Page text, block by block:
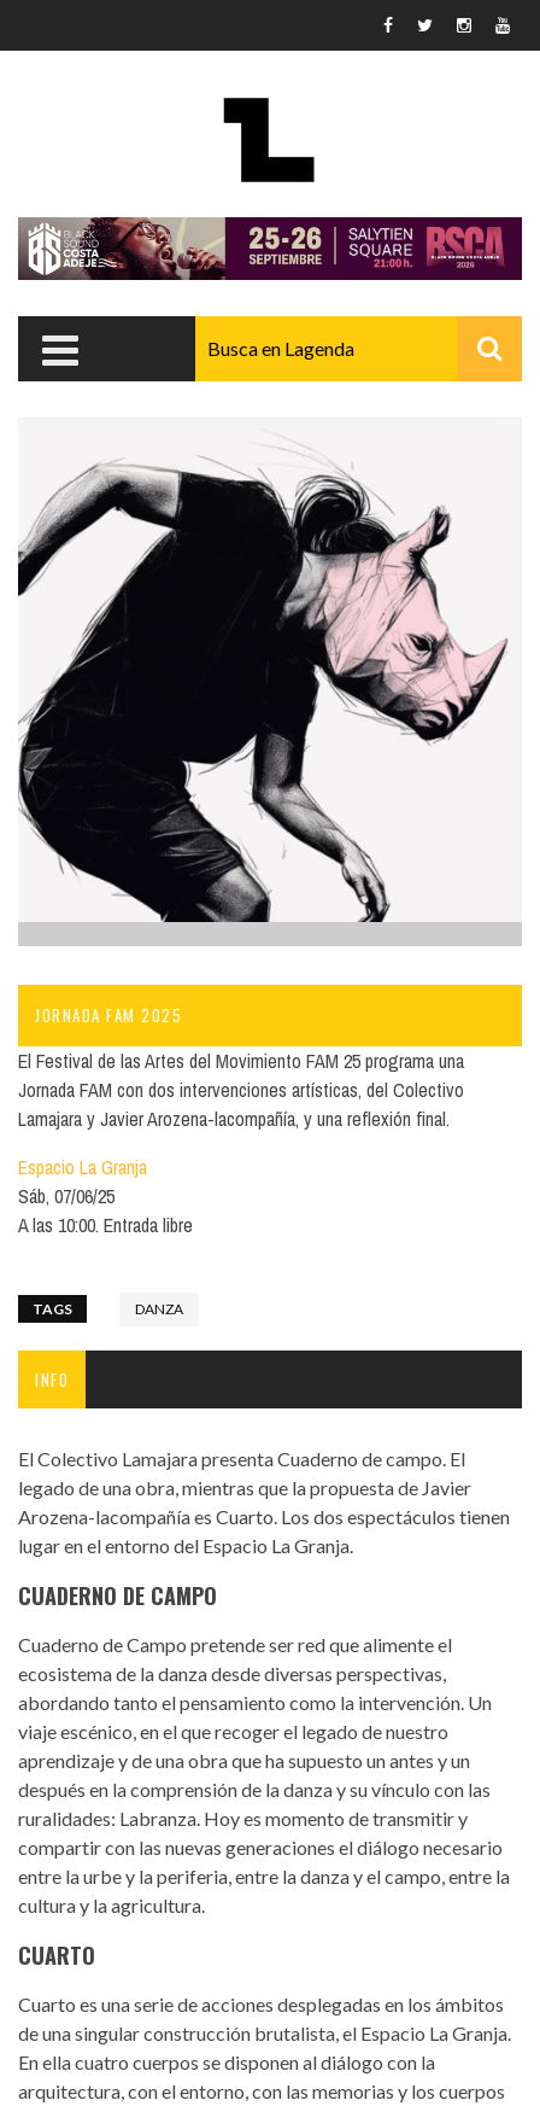
JORNADA FAM 2025
El Festival de las Artes del Movimiento FAM 25 programa una
Jornada FAM con dos intervenciones artísticas, del Colectivo
Lamajara y Javier Arozena-lacompañía, y una reflexión final.
Espacio La Granja
Sáb, 07/06/25
A las 10:00. Entrada libre
TAGS DANZA
INFO
El Colectivo Lamajara presenta Cuaderno de campo. El
legado de una obra, mientras que la propuesta de Javier
Arozena-lacompañía es Cuarto. Los dos espectáculos tienen
lugar en el entorno del Espacio La Granja.
CUADERNO DE CAMPO
Cuaderno de Campo pretende ser red que alimente el
ecosistema de la danza desde diversas perspectivas,
abordando tanto el pensamiento como la intervención. Un
viaje escénico, en el que recoger el legado de nuestro
aprendizaje y de una obra que ha supuesto un antes y un
después en la comprensión de la danza y su vínculo con las
ruralidades: Labranza. Hoy es momento de transmitir y
compartir con las nuevas generaciones el diálogo necesario
entre la urbe y la periferia, entre la danza y el campo, entre la
cultura y la agricultura.
CUARTO
Cuarto es una serie de acciones desplegadas en los ámbitos
de una singular construcción brutalista, el Espacio La Granja.
En ella cuatro cuerpos se disponen al diálogo con la
arquitectura, con el entorno, con las memorias y los cuerpos